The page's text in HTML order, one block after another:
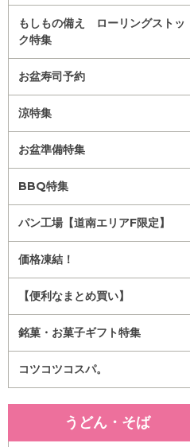
もしもの備え ローリングストッ
ク特集
お盆寿司予約
涼特集
お盆準備特集
BBQ特集
パン工場【道南エリアF限定】
価格凍結！
【便利なまとめ買い】
銘菓・お菓子ギフト特集
コツコツコスパ。
うどん・そば